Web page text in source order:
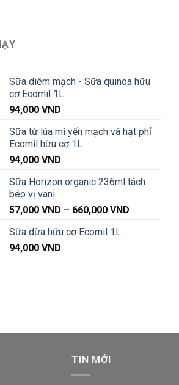
Sữa diêm mạch - Sữa quinoa hữu
cơ Ecomil 1L
94,000VND
Sữa từ lúa mì yến mạch và hạt phỉ
Ecomil hữu cơ 1L
94,000VND
Sữa Horizon organic 236ml tách
béo vị vani
57,000VND – 660,000VND
Sữa dừa hữu cơ Ecomil 1L
94,000VND
TIN MỚI